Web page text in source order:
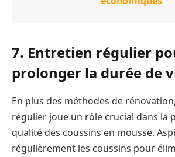
7. Entretien régulier
prolonger la durée de
En plus des méthodes de
régulier joue un rôle crucial dans la
qualité des coussins en mousse.
régulièrement les coussins pour